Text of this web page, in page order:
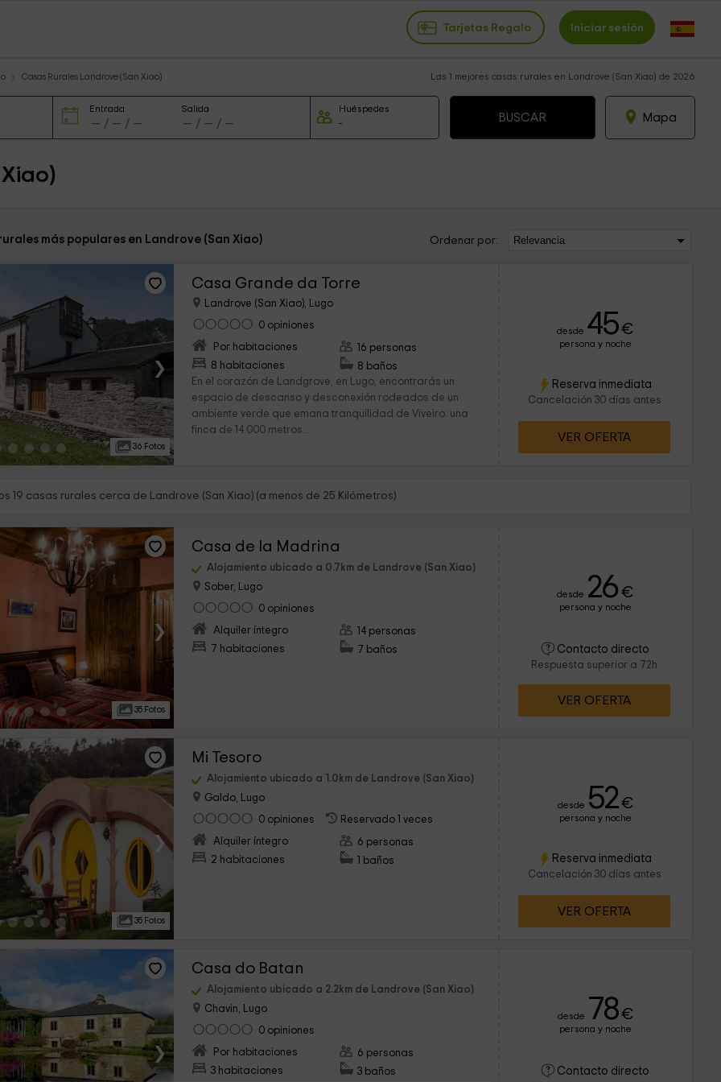
Tarjetas Regalo Iniciar sesión
Casas Rurales Landrove (San Xiao) Las 1 mejores casas rurales en Landrove (San Xiao) de 2026
Entrada Salida Huéspedes
Mapa
más populares en Landrove (San Xiao) Ordenar por:
›
36 Fotos
Casa Grande da Torre
Landrove (San Xiao), Lugo
0 opiniones
Por habitaciones
8 habitaciones
16 personas
8 baños
En el corazón de Landgrove, en Lugo, encontrarás un
espacio de descanso y desconexión rodeados de un
ambiente verde que emana tranquilidad de Viveiro: una
finca de 14.000 metros...
desde 45€
persona y noche
Reserva inmediata
Cancelación 30 días antes
VER OFERTA
19 casas rurales cerca de Landrove (San Xiao) (a menos de 25 Kilómetros)
›
35 Fotos
Casa de la Madrina
Alojamiento ubicado a 0.7km de Landrove (San Xiao)
Sober, Lugo
0 opiniones
Alquiler íntegro
7 habitaciones
14 personas
7 baños
desde 26 €
persona y noche
Contacto directo
Respuesta superior a 72h
VER OFERTA
›
35 Fotos
Mi Tesoro
Alojamiento ubicado a 1.0km de Landrove (San Xiao)
Galdo, Lugo
0 opiniones
Reservado 1 veces
Alquiler íntegro
2 habitaciones
6 personas
1 baños
desde 52€
persona y noche
Reserva inmediata
Cancelación 30 días antes
VER OFERTA
›
Casa do Batan
Alojamiento ubicado a 2.2km de Landrove (San Xiao)
Chavin, Lugo
0 opiniones
Por habitaciones
3 habitaciones
6 personas
3 baños
desde 78€
persona y noche
Contacto directo